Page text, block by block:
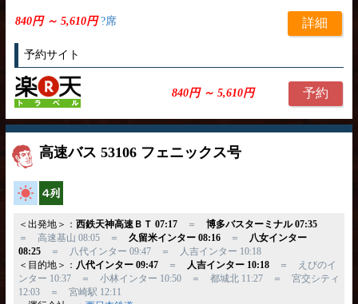
840円 ～ 5,610円?席 詳細
予約サイト
840円 ～ 5,610円 予約
高速バス 53106 フェニックス号
高速バス
＜出発地＞： 西鉄天神高速ＢＴ 07:17＝ 博多バスターミナル 07:35
＝ 高速基山 08:05 ＝ 久留米インター 08:16＝
八女インター
08:25＝ 八代インター 09:47 ＝ 人吉インター 10:18
＜目的地＞： 八代インター 09:47＝ 人吉インター 10:18＝ えびのイ
ンター 10:37 ＝ 小林インター 10:50 ＝ 都城北 11:27 ＝ 宮交シティ
12:03 ＝ 宮崎駅 12:11